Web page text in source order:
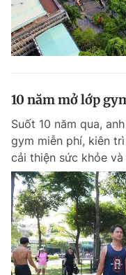
10 năm mở lớp
Suốt 10 năm qua,
gym miễn phí, kiên
cải thiện sức khỏe